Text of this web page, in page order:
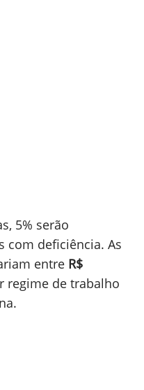
5% serão
com deficiência. As
entre R$
regime de trabalho